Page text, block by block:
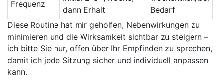
Frequenz
dann⁤ Erhalt
Bedarf
Diese Routine hat mir geholfen, Nebenwirkungen ‍zu
minimieren und die‍ Wirksamkeit sichtbar zu⁢ steigern –
ich bitte Sie​ nur, offen über Ihr ⁤Empfinden zu sprechen,
damit ich jede Sitzung sicher und individuell anpassen
kann.